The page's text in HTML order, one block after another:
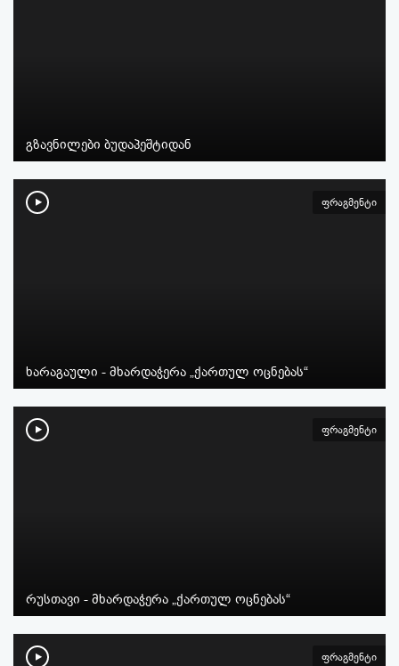
გზავნილები ბუდაპეშტიდან
ფრაგმენტი
ხარაგაული - მხარდაჭერა „ქართულ ოცნებას“
ფრაგმენტი
რუსთავი - მხარდაჭერა „ქართულ ოცნებას“
ფრაგმენტი